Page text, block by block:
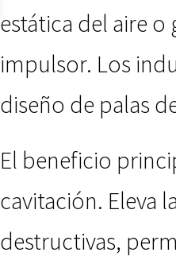
estática del aire
impulsor. Los
diseño de palas
El beneficio
cavitación. Eleva
destructivas,